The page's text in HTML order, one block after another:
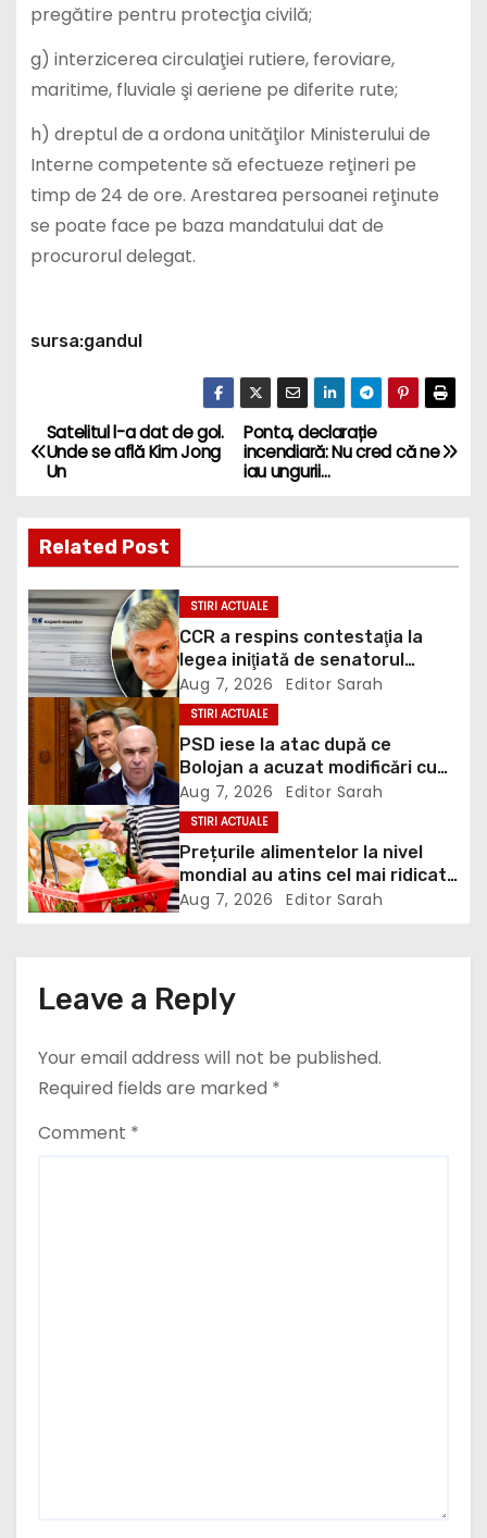
pregătire pentru protecţia civilă;
g) interzicerea circulaţiei rutiere, feroviare,
maritime, fluviale şi aeriene pe diferite rute;
h) dreptul de a ordona unităţilor Ministerului de
Interne competente să efectueze reţineri pe
timp de 24 de ore. Arestarea persoanei reţinute
se poate face pe baza mandatului dat de
procurorul delegat.
sursa:gandul
P
o
s
t
n
a
v
i
g
a
t
o
Ponta, declarație
incendiară: Nu cred că ne
iau ungurii…
Satelitul l-a dat de gol.
Unde se află Kim Jong
Un
Related Post
STIRI ACTUALE
CCR a respins contestaţia la
legea iniţiată de senatorul
Zamfir de la PSD, care permite
reluarea construcţiei
hidrocentralelor din zonele
protejate
Aug 7, 2026 Editor Sarah
STIRI ACTUALE
PSD iese la atac după ce
Bolojan a acuzat modificări cu
țintă politică la Legea ANI: O
minciună grosolană prin care
încearcă să acopere culpa PNL-
USR
Aug 7, 2026 Editor Sarah
STIRI ACTUALE
Prețurile alimentelor la nivel
mondial au atins cel mai ridicat
nivel din ultimii peste trei ani. În
războiul din Ucraina va perturba
din nou exporturile prin Marea
Aug 7, 2026 Editor Sarah
Leave a Reply
Your email address will not be published.
Required fields are marked *
Comment *